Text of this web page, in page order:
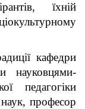
їхній
кафедри
науковцями-
педагогіки
професор